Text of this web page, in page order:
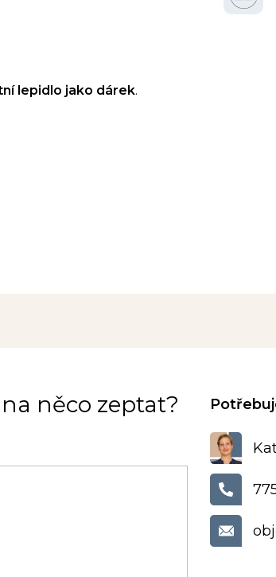
lepidlo jako dárek.
něco zeptat?